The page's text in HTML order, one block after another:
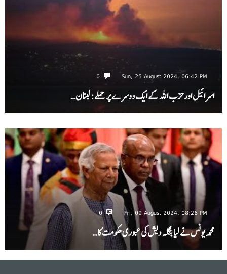
Sun, 25 August 2024, 06:42 PM
0
اسرائیل اور حزب اللہ کے ایک دوسرے پر حملے: لبنان…
Fri, 09 August 2024, 08:26 PM
0
محمد یونس نے لیا بنگلہ دیش کی عبوری حکومت کا…